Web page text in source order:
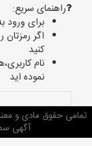
راهنمای سریع:
برای ورود
اگر
کنید
نام
نموده اید
تمامی حقوق مادی و
آگهی